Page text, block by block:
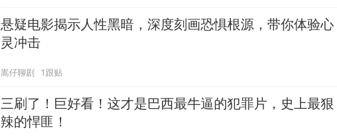
悬疑电影揭示人性黑暗，深度刻画恐惧根源，带你体验心
灵冲击
嵩仔聊剧 1跟贴
三刷了！巨好看！这才是巴西最牛逼的犯罪片，史上最狠
辣的悍匪！